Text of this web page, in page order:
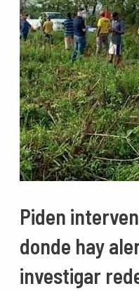
Piden
donde hay
investigar